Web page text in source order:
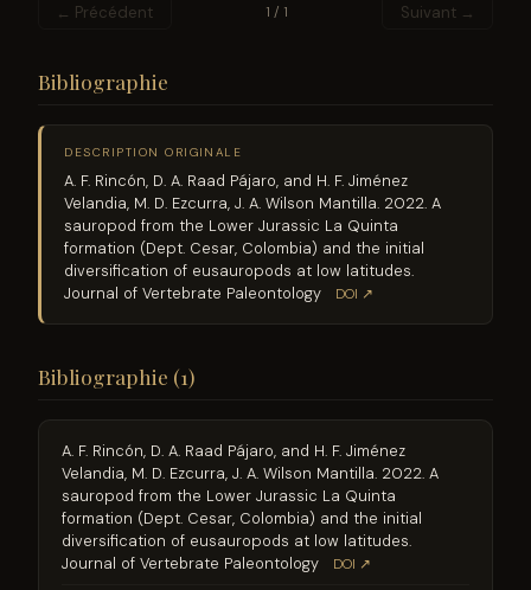
← Précédent 1 / 1 Suivant →
Bibliographie
DESCRIPTION ORIGINALE
A. F. Rincón, D. A. Raad Pájaro, and H. F. Jiménez
Velandia, M. D. Ezcurra, J. A. Wilson Mantilla. 2022. A
sauropod from the Lower Jurassic La Quinta
formation (Dept. Cesar, Colombia) and the initial
diversification of eusauropods at low latitudes.
Journal of Vertebrate Paleontology
DOI ↗
Bibliographie (1)
A. F. Rincón, D. A. Raad Pájaro, and H. F. Jiménez
Velandia, M. D. Ezcurra, J. A. Wilson Mantilla. 2022. A
sauropod from the Lower Jurassic La Quinta
formation (Dept. Cesar, Colombia) and the initial
diversification of eusauropods at low latitudes.
Journal of Vertebrate Paleontology
DOI ↗